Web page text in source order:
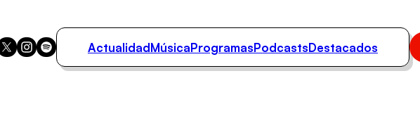
ActualidadMúsicaProgramasPodcastsDestacados